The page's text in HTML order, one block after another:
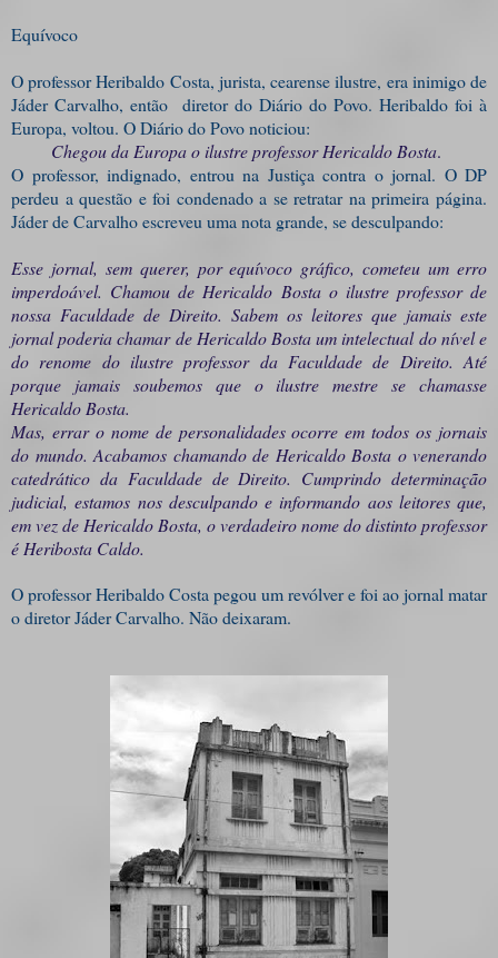
Equívoco
O professor Heribaldo Costa, jurista, cearense ilustre, era inimigo de
Jáder Carvalho, então diretor do Diário do Povo. Heribaldo foi à
Europa, voltou. O Diário do Povo noticiou:
Chegou da Europa o ilustre professor Hericaldo Bosta.
O professor, indignado, entrou na Justiça contra o jornal. O DP
perdeu a questão e foi condenado a se retratar na primeira página.
Jáder de Carvalho escreveu uma nota grande, se desculpando:
Esse jornal, sem querer, por equívoco gráfico, cometeu um erro
imperdoável. Chamou de Hericaldo Bosta o ilustre professor de
nossa Faculdade de Direito. Sabem os leitores que jamais este
jornal poderia chamar de Hericaldo Bosta um intelectual do nível e
do renome do ilustre professor da Faculdade de Direito. Até
porque jamais soubemos que o ilustre mestre se chamasse
Hericaldo Bosta.
Mas, errar o nome de personalidades ocorre em todos os jornais
do mundo. Acabamos chamando de Hericaldo Bosta o venerando
catedrático da Faculdade de Direito. Cumprindo determinação
judicial, estamos nos desculpando e informando aos leitores que,
em vez de Hericaldo Bosta, o verdadeiro nome do distinto professor
é Heribosta Caldo.
O professor Heribaldo Costa pegou um revólver e foi ao jornal matar
o diretor Jáder Carvalho. Não deixaram.